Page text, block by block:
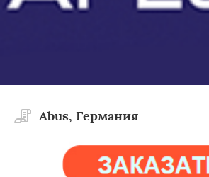
Abus, Германия